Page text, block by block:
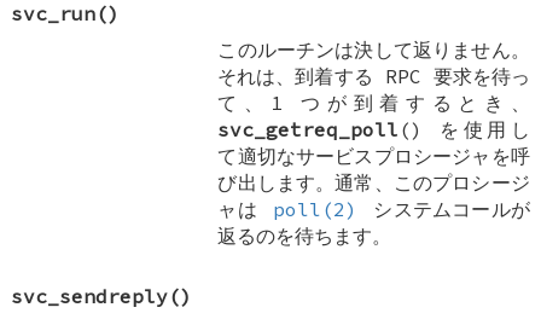
svc_run()
このルーチンは決して返りません。
それは、到着する RPC 要求を待っ
て、1 つが到着するとき、
svc_getreq_poll () を使用し
て適切なサービスプロシージャを呼
び出します。通常、このプロシージ
ャは
poll(2)
システムコールが
返るのを待ちます。
svc_sendreply()